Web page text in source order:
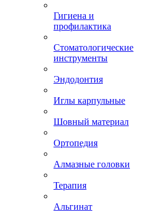
Гигиена и
профилактика
Стоматологические
инструменты
Эндодонтия
Иглы карпульные
Шовный материал
Ортопедия
Алмазные головки
Терапия
Альгинат